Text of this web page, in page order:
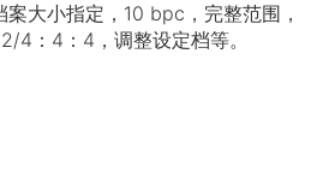
案大小指定，10 bpc，完整范围，
4：4：4，调整设定档等。